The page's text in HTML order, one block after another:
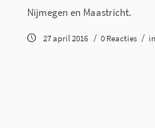
Nijmegen en Maastricht.
27 april 2016 / 0 Reacties / in